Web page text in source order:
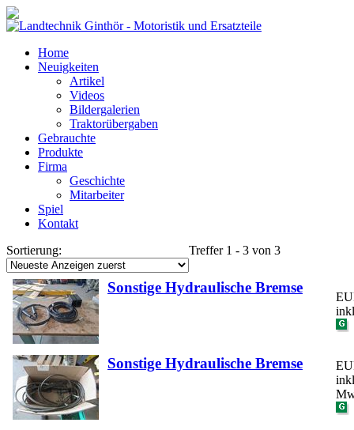
Home
Neuigkeiten
Artikel
Videos
Bildergalerien
Traktorübergaben
Gebrauchte
Produkte
Firma
Geschichte
Mitarbeiter
Spiel
Kontakt
Sortierung:
Treffer 1 - 3 von 3
Sonstige Hydraulische Bremse
Sonstige Hydraulische Bremse